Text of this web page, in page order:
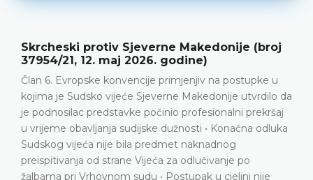
Makedonije (broj
godine)
primjenjiv na postupke u
Makedonije utvrdilo da
profesionalni prekršaj
dužnosti • Konačna odluka
naknadnog
za odlučivanje po
• Postupak u cjelini nije
Aničić protiv Srbije
2026. godine)
Prekršajni postupak •
saobraćajne nesreće •
Nema povrede člana 6.
DETALJNIJE